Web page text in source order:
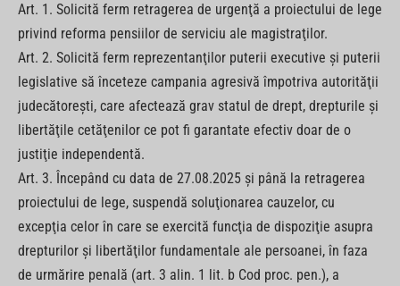
Art. 1. Solicită ferm retragerea de urgenţă a proiectului de lege
privind reforma pensiilor de serviciu ale magistraţilor.
Art. 2. Solicită ferm reprezentanţilor puterii executive şi puterii
legislative să înceteze campania agresivă împotriva autorităţii
judecătoreşti, care afectează grav statul de drept, drepturile şi
libertăţile cetăţenilor ce pot fi garantate efectiv doar de o
justiţie independentă.
Art. 3. Începând cu data de 27.08.2025 şi până la retragerea
proiectului de lege, suspendă soluţionarea cauzelor, cu
excepţia celor în care se exercită funcţia de dispoziţie asupra
drepturilor şi libertăţilor fundamentale ale persoanei, în faza
de urmărire penală (art. 3 alin. 1 lit. b Cod proc. pen.), a